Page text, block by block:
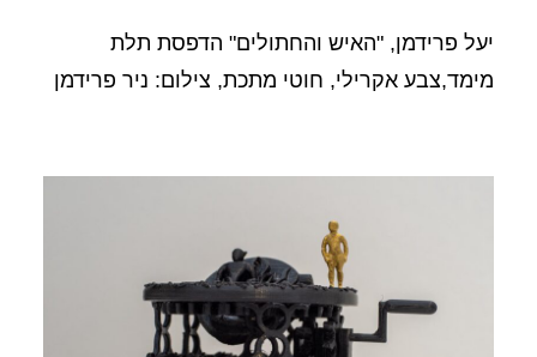
יעל פרידמן, "האיש והחתולים" הדפסת תלת
מימד,צבע אקרילי, חוטי מתכת, צילום: ניר פרידמן